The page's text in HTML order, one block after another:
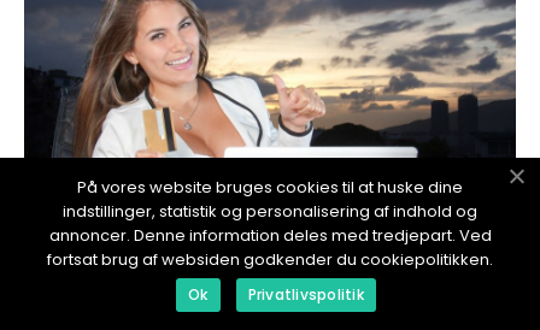
På vores website bruges cookies til at huske dine
indstillinger, statistik og personalisering af indhold og
annoncer. Denne information deles med tredjepart. Ved
fortsat brug af websiden godkender du cookiepolitikken.
Ok Privatlivspolitik